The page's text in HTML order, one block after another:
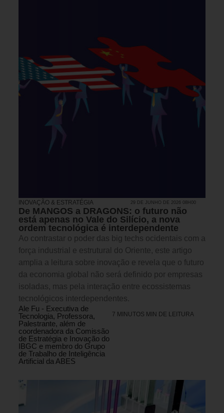
INOVAÇÃO & ESTRATÉGIA 29 DE JUNHO DE 2026 08H00
De MANGOS a DRAGONS: o futuro não
está apenas no Vale do Silício, a nova
ordem tecnológica é interdependente
Ao contrastar o poder das big techs ocidentais com a
força industrial e estrutural do Oriente, este artigo
amplia a leitura sobre inovação e revela que o futuro
da economia global não será definido por empresas
isoladas, mas pela interação entre ecossistemas
tecnológicos interdependentes.
Ale Fu - Executiva de
Tecnologia, Professora,
Palestrante, além de
coordenadora da Comissão
de Estratégia e Inovação do
IBGC e membro do Grupo
de Trabalho de Inteligência
Artificial da ABES
7 MINUTOS MIN DE LEITURA